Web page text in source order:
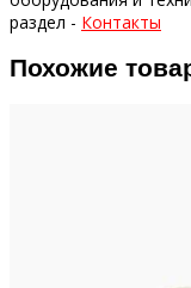
раздел - Контакты
Похожие